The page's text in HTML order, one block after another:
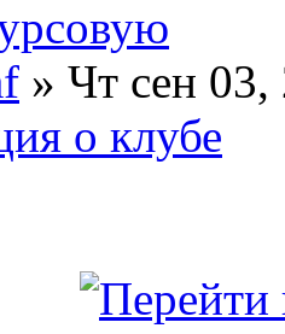
» Чт сен
о клубе